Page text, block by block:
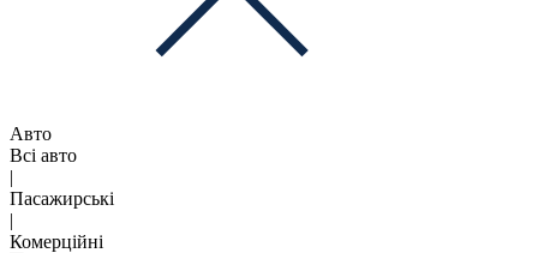
Авто
Всі авто
|
Пасажирські
|
Комерційні